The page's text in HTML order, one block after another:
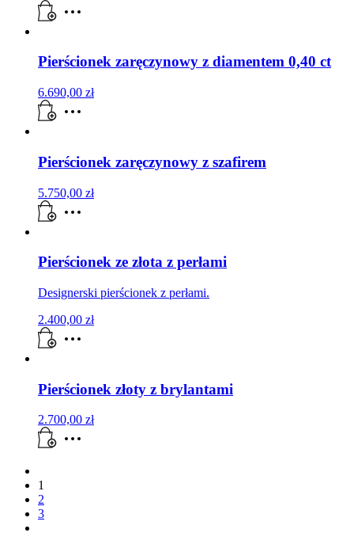
Pierścionek zaręczynowy z diamentem 0,40 ct
6.690,00 zł
Pierścionek zaręczynowy z szafirem
5.750,00 zł
Pierścionek ze złota z perłami
Designerski pierścionek z perłami.
2.400,00 zł
Pierścionek złoty z brylantami
2.700,00 zł
1
2
3